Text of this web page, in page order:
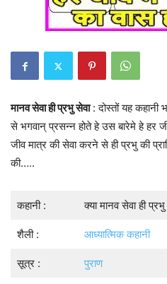
मानव सेवा ही प्रभु सेवा: दोस्तों यह
से भगवान् प्रसन्न होते हे उस बारेमे हे हर
जीव मात्र की सेवा करने से ही प्रभु की
की…..
कहानी : क्या मानव सेवा ही
शैली : आध्यात्मिक कहानी
सूत्र : पुराण